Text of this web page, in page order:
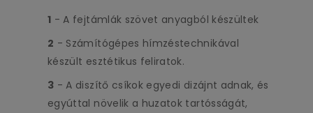
1 - A fejtámlák szövet anyagból készültek
2 - Számítógépes hímzéstechnikával
készült esztétikus feliratok.
3 - A diszítő csíkok egyedi dizájnt adnak, és
egyúttal növelik a huzatok tartósságát,